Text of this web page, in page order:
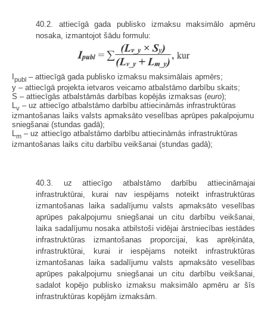
40.2. attiecīgā gada publisko izmaksu maksimālo apmēru
nosaka, izmantojot šādu formulu:
publ – attiecīgā gada publisko izmaksu maksimālais apmērs;
y – attiecīgā projekta ietvaros veicamo atbalstāmo darbību skaits;
S – attiecīgās atbalstāmās darbības kopējās izmaksas (euro);
L v – uz attiecīgo atbalstāmo darbību attiecināmās infrastruktūras
izmantošanas laiks valsts apmaksāto veselības aprūpes pakalpojumu
sniegšanai (stundas gadā);
Lm – uz attiecīgo atbalstāmo darbību attiecināmās infrastruktūras
izmantošanas laiks citu darbību veikšanai (stundas gadā);
40.3. uz attiecīgo atbalstāmo darbību attiecināmajai
infrastruktūrai, kurai nav iespējams noteikt infrastruktūras
izmantošanas laika sadalījumu valsts apmaksāto veselības
aprūpes pakalpojumu sniegšanai un citu darbību veikšanai,
laika sadalījumu nosaka atbilstoši vidējai ārstniecības iestādes
infrastruktūras izmantošanas proporcijai, kas aprēķināta,
infrastruktūrai, kurai ir iespējams noteikt infrastruktūras
izmantošanas laika sadalījumu valsts apmaksāto veselības
aprūpes pakalpojumu sniegšanai un citu darbību veikšanai,
sadalot kopējo publisko izmaksu maksimālo apmēru ar šīs
infrastruktūras kopējām izmaksām.